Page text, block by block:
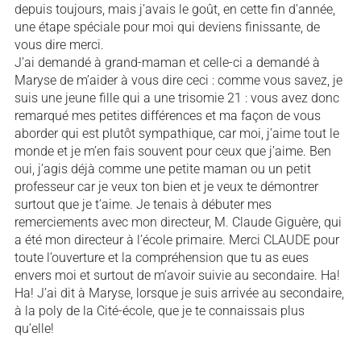
depuis toujours, mais j’avais le goût, en cette fin d’année,
une étape spéciale pour moi qui deviens finissante, de
vous dire merci.
J’ai demandé à grand-maman et celle-ci a demandé à
Maryse de m’aider à vous dire ceci : comme vous savez, je
suis une jeune fille qui a une trisomie 21 : vous avez donc
remarqué mes petites différences et ma façon de vous
aborder qui est plutôt sympathique, car moi, j’aime tout le
monde et je m’en fais souvent pour ceux que j’aime. Ben
oui, j’agis déjà comme une petite maman ou un petit
professeur car je veux ton bien et je veux te démontrer
surtout que je t’aime. Je tenais à débuter mes
remerciements avec mon directeur, M. Claude Giguère, qui
a été mon directeur à l’école primaire. Merci CLAUDE pour
toute l’ouverture et la compréhension que tu as eues
envers moi et surtout de m’avoir suivie au secondaire. Ha!
Ha! J’ai dit à Maryse, lorsque je suis arrivée au secondaire,
à la poly de la Cité-école, que je te connaissais plus
qu’elle!